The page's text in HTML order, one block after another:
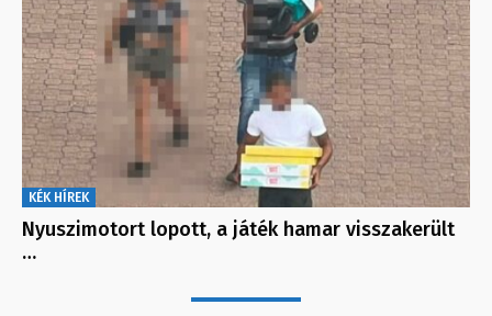
KÉK HÍREK
Nyuszimotort lopott, a játék hamar visszakerült
…